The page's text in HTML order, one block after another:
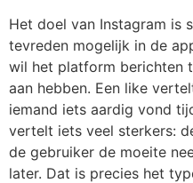
Het doel van Instagram is
tevreden mogelijk in de
wil het platform berichten
aan hebben. Een like
iemand iets aardig vond
vertelt iets veel sterkers:
de gebruiker de moeite
later. Dat is precies het